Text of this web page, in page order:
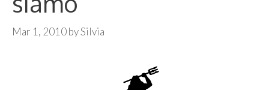
Mar 1, 2010bySilvia